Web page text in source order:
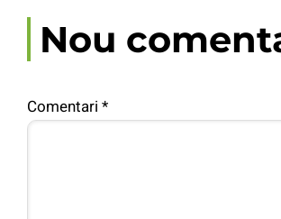
Nou
Comentari *